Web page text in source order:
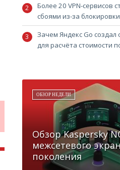
Более 20 VPN-сервисов
сбоями из-за
Зачем Яндекс Go
для расчёта стоимости
ОБЗОР НЕДЕЛИ
Обзор Kaspersky
межсетевого
поколения